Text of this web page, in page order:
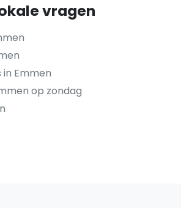
vragen
Emmen
op zondag